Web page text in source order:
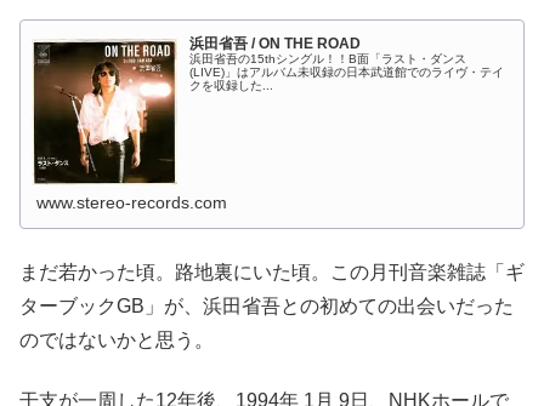
浜田省吾 / ON THE ROAD
浜田省吾の15thシングル！！B面「ラスト・ダンス
(LIVE)」はアルバム未収録の日本武道館でのライヴ・テイ
クを収録した...
www.stereo-records.com
まだ若かった頃。路地裏にいた頃。この月刊音楽雑誌「ギ
ターブックGB」が、浜田省吾との初めての出会いだった
のではないかと思う。
干支が一周した12年後、1994年 1月 9日、NHKホールで